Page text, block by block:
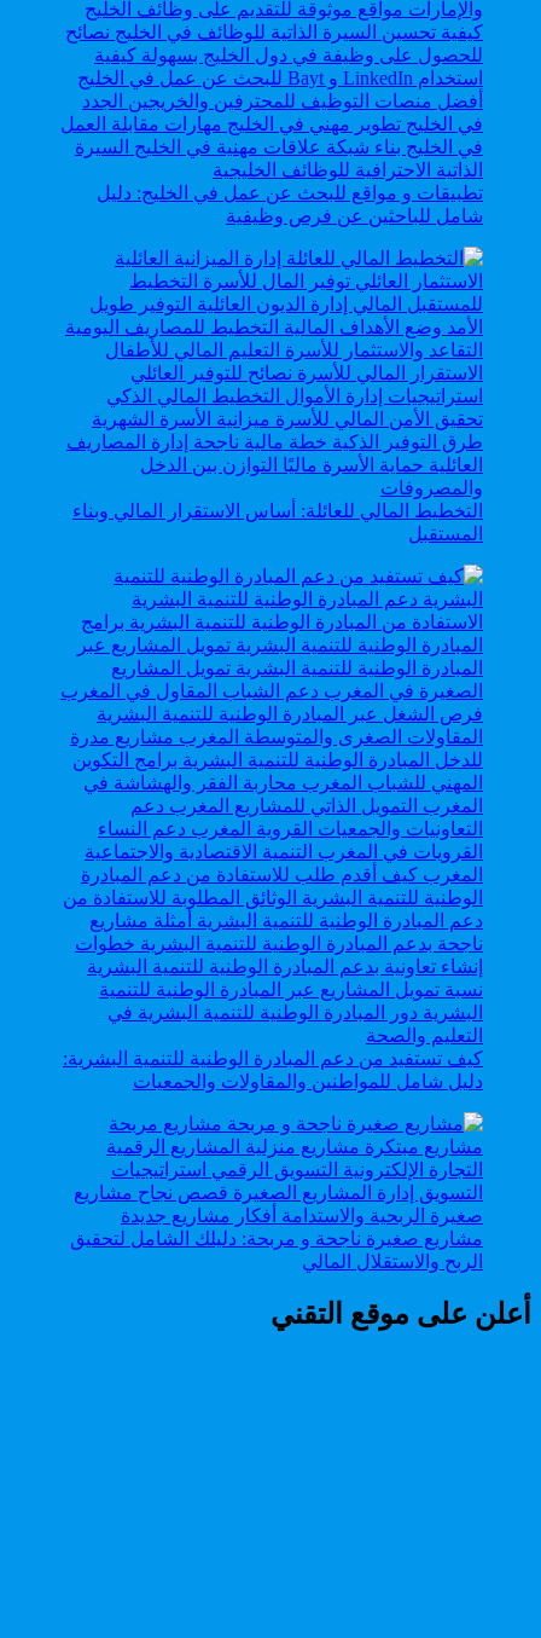
تطبيقات و مواقع للبحث عن عمل في الخليج: دليل
شامل للباحثين عن فرص وظيفية
التخطيط المالي للعائلة: أساس الاستقرار المالي وبناء
المستقبل
كيف تستفيد من دعم المبادرة الوطنية للتنمية البشرية:
دليل شامل للمواطنين والمقاولات والجمعيات
مشاريع صغيرة ناجحة و مربحة: دليلك الشامل لتحقيق
الربح والاستقلال المالي
أعلن على موقع التقني